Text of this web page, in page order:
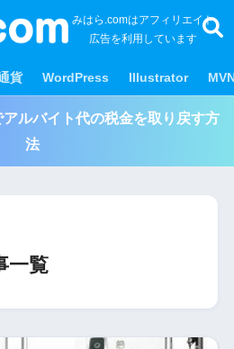
みはら.comはアフィリエイト
広告を利用しています
貨 WordPress Illustrator
ルバイト代の税金を取り戻す方
法
一覧